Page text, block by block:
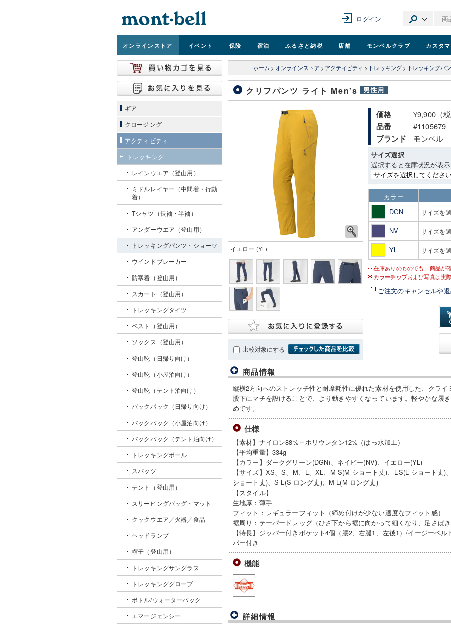
ログイン
オンラインストア イベント 保険 宿泊 ふるさと納税 店舗 モンベルクラブ カスタ
ホーム > オンラインストア > アクティビティ > トレッキング > トレッキングパ
クリフパンツ ライト Men's
イエロー (YL)
比較対象にする
価格 ¥9,900（
品番 #1105679
ブランド モンベル
サイズ選択
選択すると在庫状況が表
カラー
DGN
サイズを
NV サイズを
YL サイズを
在庫ありのものでも、商品が
カラーチップおよび写真は実
ご注文のキャンセルや
商品情報
縦横2方向へのストレッチ性と耐摩耗性に優れた素材を使用した、クラ
股下にマチを設けることで、より動きやすくなっています。軽やかな履
めです。
仕様
【素材】ナイロン88%＋ポリウレタン12%（はっ水加工）
【平均重量】334g
【カラー】ダークグリーン(DGN)、ネイビー(NV)、イエロー(YL)
【サイズ】XS、S、M、L、XL、M-S(M ショート丈)、L-S(L ショート丈)
ショート丈)、S-L(S ロング丈)、M-L(M ロング丈)
【スタイル】
生地厚：薄手
フィット：レギュラーフィット（締め付けが少ない適度なフィット感）
裾周り：テーパードレッグ（ひざ下から裾に向かって細くなり、足さば
【特長】ジッパー付きポケット4個（腰2、右腿1、左後1）/イージーベ
パー付き
機能
詳細情報
ギア
クロージング
アクティビティ
トレッキング
レインウエア（登山用）
ミドルレイヤー（中間着・行動
着）
Tシャツ（長袖・半袖）
アンダーウエア（登山用）
トレッキングパンツ・ショーツ
ウインドブレーカー
防寒着（登山用）
スカート（登山用）
トレッキングタイツ
ベスト（登山用）
ソックス（登山用）
登山靴（日帰り向け）
登山靴（小屋泊向け）
登山靴（テント泊向け）
バックパック（日帰り向け）
バックパック（小屋泊向け）
バックパック（テント泊向け）
トレッキングポール
スパッツ
テント（登山用）
スリーピングバッグ・マット
クックウエア／火器／食品
ヘッドランプ
帽子（登山用）
トレッキングサングラス
トレッキンググローブ
ボトル/ウォーターパック
エマージェンシー